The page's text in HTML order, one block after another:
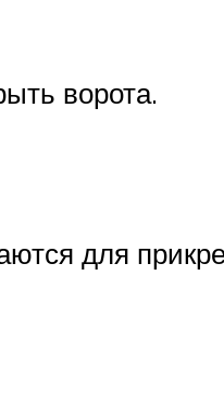
ворота.
для